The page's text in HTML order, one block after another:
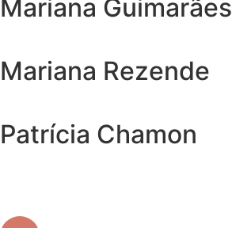
Mariana Guimarães
Mariana Rezende
Patrícia Chamon